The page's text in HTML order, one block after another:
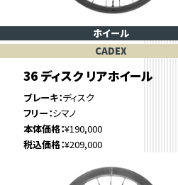
ホイール
CADEX
36 ディスク リアホイール
ブレーキ ディスク
フリー シマノ
本体価格 ¥190,000
税込価格 ¥209,000